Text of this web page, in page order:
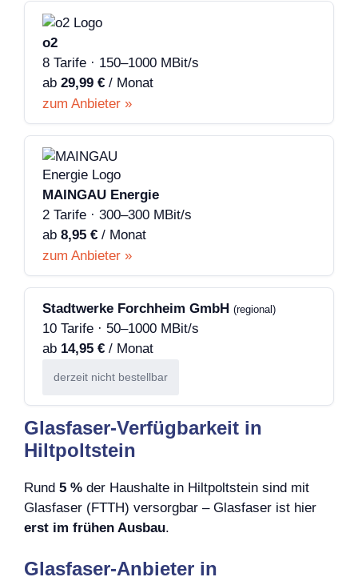
o2
8 Tarife · 150–1000 MBit/s
ab 29,99 € / Monat
zum Anbieter »
MAINGAU Energie
2 Tarife · 300–300 MBit/s
ab 8,95 € / Monat
zum Anbieter »
Stadtwerke Forchheim GmbH (regional)
10 Tarife · 50–1000 MBit/s
ab 14,95 € / Monat
derzeit nicht bestellbar
Glasfaser-Verfügbarkeit in
Hiltpoltstein
Rund 5 % der Haushalte in Hiltpoltstein sind mit
Glasfaser (FTTH) versorgbar – Glasfaser ist hier
erst im frühen Ausbau.
Glasfaser-Anbieter in